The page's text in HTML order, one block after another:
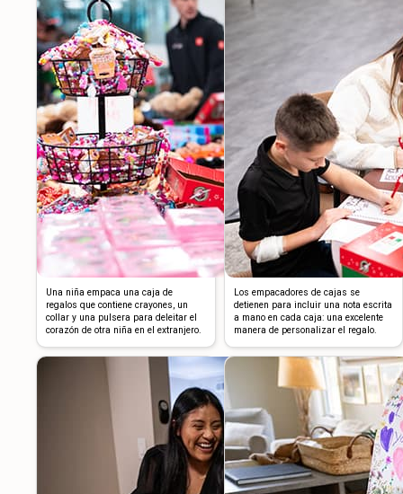
Una niña empaca una caja de
regalos que contiene crayones, un
collar y una pulsera para deleitar el
corazón de otra niña en el extranjero.
Los empacadores de cajas se
detienen para incluir una nota escrita
a mano en cada caja: una excelente
manera de personalizar el regalo.